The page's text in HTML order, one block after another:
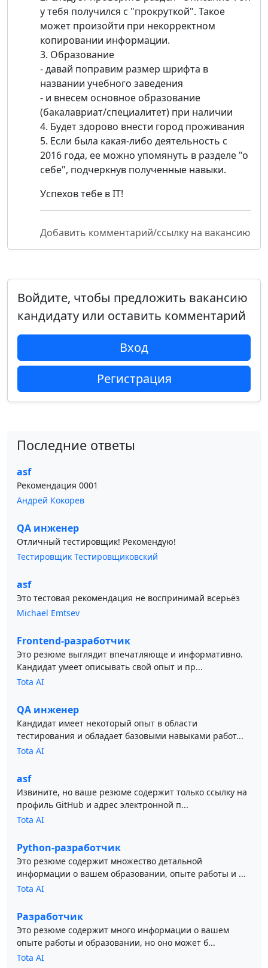
у тебя получился с "прокруткой". Такое
может произойти при некорректном
копировании информации.
3. Образование
- давай поправим размер шрифта в
названии учебного заведения
- и внесем основное образование
(бакалавриат/специалитет) при наличии
4. Будет здорово внести город проживания
5. Если была какая-либо деятельность с
2016 года, ее можно упомянуть в разделе "о
себе", подчеркнув полученные навыки.
Успехов тебе в IT!
Добавить комментарий/ссылку на вакансию
Войдите, чтобы предложить вакансию
кандидату или оставить комментарий
Вход
Регистрация
Последние ответы
asf
Рекомендация 0001
Андрей Кокорев
QA инженер
Отличный тестировщик! Рекомендую!
Тестировщик Тестировщиковский
asf
Это тестовая рекомендация не воспринимай всерьёз
Michael Emtsev
Frontend-разработчик
Это резюме выглядит впечатляюще и информативно.
Кандидат умеет описывать свой опыт и пр...
Tota AI
QA инженер
Кандидат имеет некоторый опыт в области
тестирования и обладает базовыми навыками работ...
Tota AI
asf
Извините, но ваше резюме содержит только ссылку на
профиль GitHub и адрес электронной п...
Tota AI
Python-разработчик
Это резюме содержит множество детальной
информации о вашем образовании, опыте работы и ...
Tota AI
Разработчик
Это резюме содержит много информации о вашем
опыте работы и образовании, но оно может б...
Tota AI